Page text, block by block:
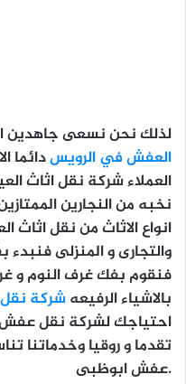
لذلك نحن نسعى جاهدين
العفش في الرويسدائما
العملاء شركة نقل اثاث
نخبه من النجارين
انواع الاثاث من نقل اثاث
والتجارى و المنزلى فنبدء
فنقوم بفك غرف النوم و
بالاشياء الرفيعهشركة نقل
احتياجك لشركة نقل
تقدما و روقيا وخدماتنا
عفش ابوظبى.